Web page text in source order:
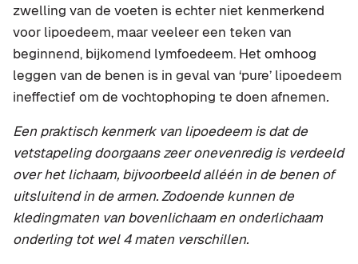
zwelling van de voeten is echter niet kenmerkend
voor lipoedeem, maar veeleer een teken van
beginnend, bijkomend lymfoedeem. Het omhoog
leggen van de benen is in geval van ‘pure’ lipoedeem
ineffectief om de vochtophoping te doen afnemen.
Een praktisch kenmerk van lipoedeem is dat de
vetstapeling doorgaans zeer onevenredig is verdeeld
over het lichaam, bijvoorbeeld alléén in de benen of
uitsluitend in de armen. Zodoende kunnen de
kledingmaten van bovenlichaam en onderlichaam
onderling tot wel 4 maten verschillen.